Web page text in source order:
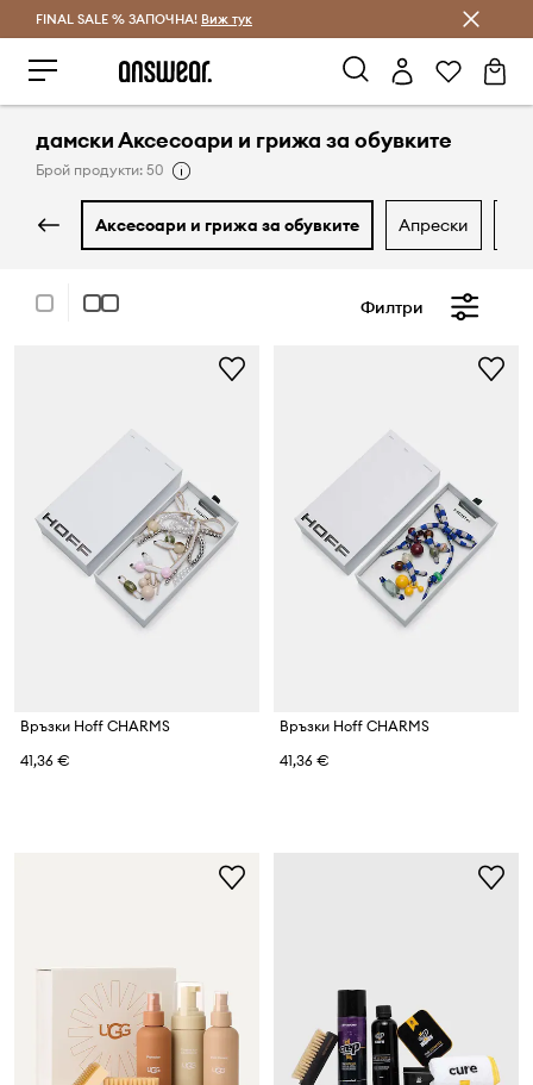
Спестявай с Answear Club
FINAL SALE % ЗАПОЧНА! Виж тук
дамски Аксесоари и грижа за обувките
Брой продукти: 50
аксесоари и грижа за обувките апрески
Филтри
Връзки Hoff CHARMS
41,36 €
Връзки Hoff CHARMS
41,36 €